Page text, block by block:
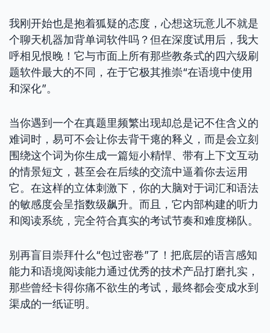
我刚开始也是抱着狐疑的态度，心想这玩意儿不就是
个聊天机器加背单词软件吗？但在深度试用后，我大
呼相见恨晚！它与市面上所有那些教条式的四六级刷
题软件最大的不同，在于它极其推崇“在语境中使用
和深化”。
当你遇到一个在真题里频繁出现却总是记不住含义的
难词时，易可不会让你去背干瘪的释义，而是会立刻
围绕这个词为你生成一篇短小精悍、带有上下文互动
的情景短文，甚至会在后续的交流中逼着你去运用
它。在这样的立体刺激下，你的大脑对于词汇和语法
的敏感度会呈指数级飙升。而且，它内部构建的听力
和阅读系统，完全符合真实的考试节奏和难度梯队。
别再盲目崇拜什么“包过密卷”了！把底层的语言感知
能力和语境阅读能力通过优秀的技术产品打磨扎实，
那些曾经卡得你痛不欲生的考试，最终都会变成水到
渠成的一纸证明。